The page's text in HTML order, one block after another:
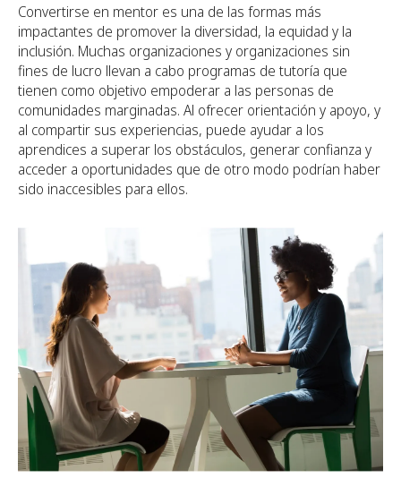
Convertirse en mentor es una de las formas más
impactantes de promover la diversidad, la equidad y la
inclusión. Muchas organizaciones y organizaciones sin
fines de lucro llevan a cabo programas de tutoría que
tienen como objetivo empoderar a las personas de
comunidades marginadas. Al ofrecer orientación y apoyo, y
al compartir sus experiencias, puede ayudar a los
aprendices a superar los obstáculos, generar confianza y
acceder a oportunidades que de otro modo podrían haber
sido inaccesibles para ellos.